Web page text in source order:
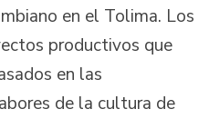
en el Tolima. Los
productivos que
en las
de la cultura de